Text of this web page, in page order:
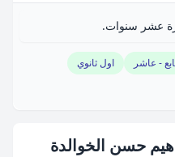
عشر سنوات.
- عاشر
اول ثانوي
حسن الخوالدة